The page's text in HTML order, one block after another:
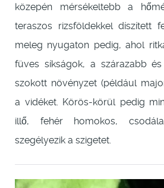
közepén mérsékeltebb a
teraszos rizsföldekkel díszített
meleg nyugaton pedig, ahol
füves síkságok, a szárazabb
szokott növényzet (például
a vidéket. Körös-körül pedig
illő, fehér homokos,
szegélyezik a szigetet.